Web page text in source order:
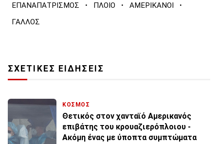
ΕΠΑΝΑΠΑΤΡΙΣΜΟΣ · ΠΛΟΙΟ · ΑΜΕΡΙΚΑΝΟΙ ·
ΓΑΛΛΟΣ
ΣΧΕΤΙΚΕΣ ΕΙΔΗΣΕΙΣ
ΚΟΣΜΟΣ
Θετικός στον χανταϊό Αμερικανός
επιβάτης του κρουαζιερόπλοιου -
Ακόμη ένας με ύποπτα συμπτώματα